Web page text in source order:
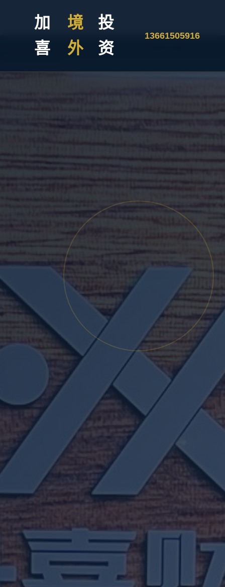
加
喜
境
外
投
资
13661505916